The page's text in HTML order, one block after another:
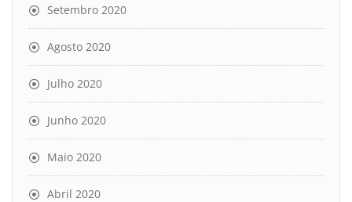
Setembro 2020
Agosto 2020
Julho 2020
Junho 2020
Maio 2020
Abril 2020